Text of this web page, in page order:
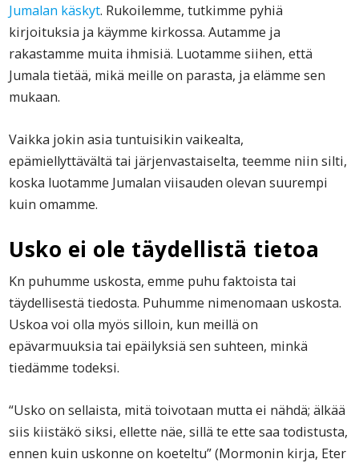
Jumalan käskyt. Rukoilemme, tutkimme pyhiä
kirjoituksia ja käymme kirkossa. Autamme ja
rakastamme muita ihmisiä. Luotamme siihen, että
Jumala tietää, mikä meille on parasta, ja elämme sen
mukaan.
Vaikka jokin asia tuntuisikin vaikealta,
epämiellyttävältä tai järjenvastaiselta, teemme niin silti,
koska luotamme Jumalan viisauden olevan suurempi
kuin omamme.
Usko ei ole täydellistä tietoa
Kn puhumme uskosta, emme puhu faktoista tai
täydellisestä tiedosta. Puhumme nimenomaan uskosta.
Uskoa voi olla myös silloin, kun meillä on
epävarmuuksia tai epäilyksiä sen suhteen, minkä
tiedämme todeksi.
“Usko on sellaista, mitä toivotaan mutta ei nähdä; älkää
siis kiistäkö siksi, ellette näe, sillä te ette saa todistusta,
ennen kuin uskonne on koeteltu”(Mormonin kirja, Eter